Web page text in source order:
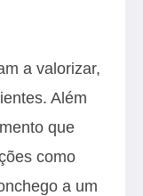
a valorizar,
Além
que
como
a um